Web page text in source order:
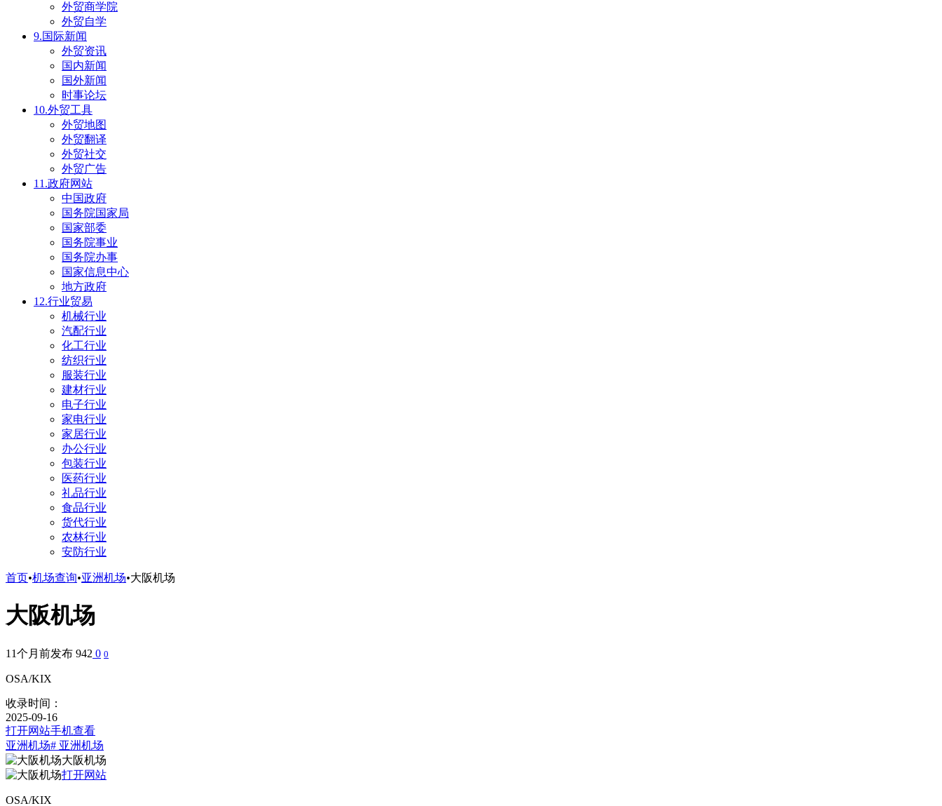
外贸商学院
外贸自学
9.国际新闻
外贸资讯
国内新闻
国外新闻
时事论坛
10.外贸工具
外贸地图
外贸翻译
外贸社交
外贸广告
11.政府网站
中国政府
国务院国家局
国家部委
国务院事业
国务院办事
国家信息中心
地方政府
12.行业贸易
机械行业
汽配行业
化工行业
纺织行业
服装行业
建材行业
电子行业
家电行业
家居行业
办公行业
包装行业
医药行业
礼品行业
食品行业
货代行业
农林行业
安防行业
首页•机场查询•亚洲机场•大阪机场
大阪机场
11个月前发布 942 0 0
OSA/KIX
收录时间：
2025-09-16
打开网站手机查看
亚洲机场# 亚洲机场
大阪机场
打开网站
OSA/KIX